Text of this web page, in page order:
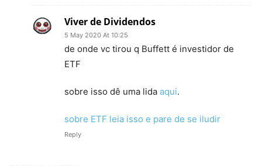
Viver de Dividendos
5 May 2020 At 10:25
de onde vc tirou q Buffett é investidor de
ETF
sobre isso dê uma lida aqui.
sobre ETF leia isso e pare de se iludir
Reply